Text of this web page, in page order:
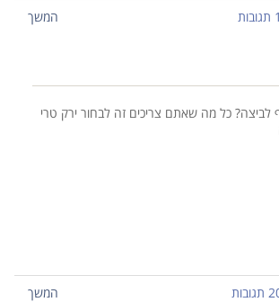
המשך
לביצה? כל מה שאתם צריכים זה לבחור ירק טרי
המשך